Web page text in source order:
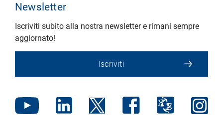
Newsletter
Iscriviti subito alla nostra newsletter e rimani sempre
aggiornato!
Iscriviti